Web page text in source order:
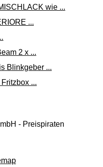
wie ...
...
2 x ...
Blinkgeber ...
...
- Preispiraten